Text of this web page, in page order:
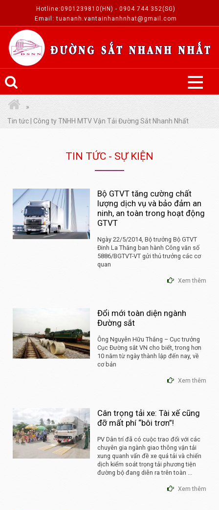
Hotline:0901239810(HN) - 0904 744 352(SG)
Email: tuananh.vantainhanhnhat@gmail.com
Tin tức | Công ty TNHH MTV Vận Tải Đường Sắt Nhanh Nhất
TIN TỨC - SỰ KIỆN
Bộ GTVT tăng cường chất
lượng dịch vụ và bảo đảm an
ninh, an toàn trong hoạt động
GTVT
Ngày 22/5/2014, Bộ trưởng Bộ GTVT
Đinh La Thăng ban hành Công văn số
5886/BGTVT-VT gửi thủ trưởng các cơ
quan
Xem thêm
Đổi mới toàn diện ngành
Đường sắt
Ông Nguyễn Hữu Thắng – Cục trưởng
Cục Đường sắt VN cho biết, trong hơn
10 năm từ ngày thành lập đến nay, về
cơ bản
Xem thêm
Cân trọng tải xe: Tài xế cũng
đỡ mất phí “bôi trơn”!
PV Dân trí đã có cuộc trao đổi với các
chuyên gia ngành giao thông vận tải
xung quanh vấn đề xe quá tải và chiến
dịch kiểm soát trọng tải phương tiện
đường bộ đang diễn ra trên toàn ...
Xem thêm